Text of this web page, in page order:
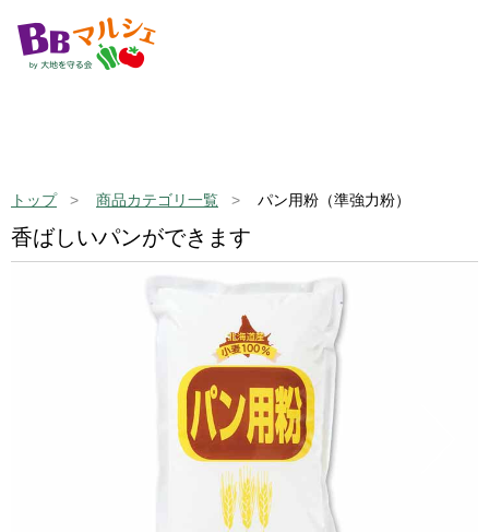
トップ 商品カテゴリ一覧 パン用粉（準強力粉）
香ばしいパンができます